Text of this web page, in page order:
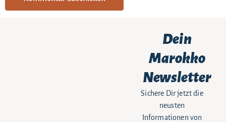
Dein
Marokko
Newsletter
Sichere Dir jetzt die
neusten
Informationen von